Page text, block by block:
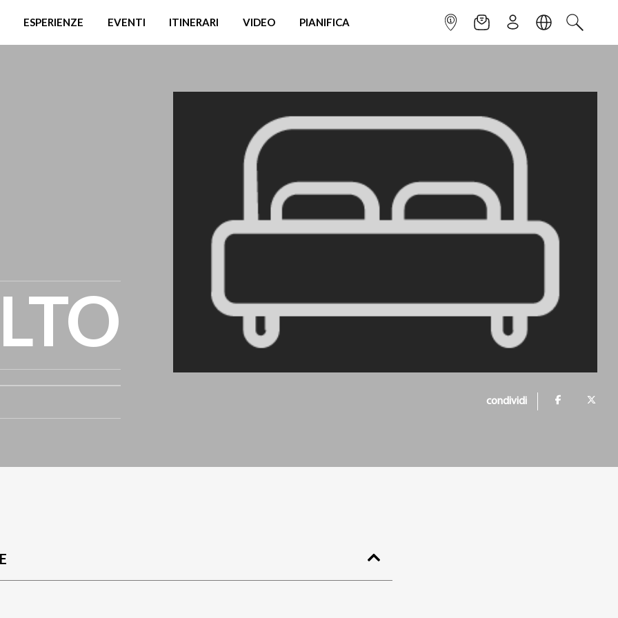
ESPERIENZE EVENTI ITINERARI VIDEO PIANIFICA INFOPOINTNEWSLETTER
ISCRIVITILINGUACERCA
condividi